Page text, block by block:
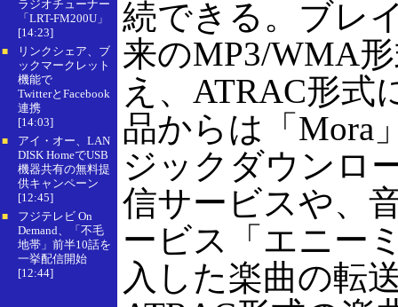
ラジオチューナー
「LRT-FM200U」
[14:23]
■
リンクシェア、ブ
ックマークレット
機能で
TwitterとFacebook
連携
[14:03]
■
アイ・オー、LAN
DISK HomeでUSB
機器共有の無料提
供キャンペーン
[12:45]
■
フジテレビ On
Demand、「不毛
地帯」前半10話を
一挙配信開始
[12:44]
続できる。ブレ
来のMP3/WMA
え、ATRAC形式
品からは「Mora
ジックダウンロ
信サービスや、
ービス「エニー
入した楽曲の転